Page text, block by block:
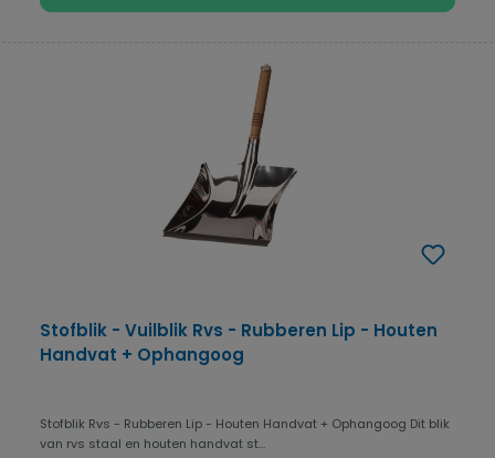
Stofblik - Vuilblik Rvs - Rubberen Lip - Houten
Handvat + Ophangoog
Stofblik Rvs - Rubberen Lip - Houten Handvat + Ophangoog Dit blik
van rvs staal en houten handvat st...